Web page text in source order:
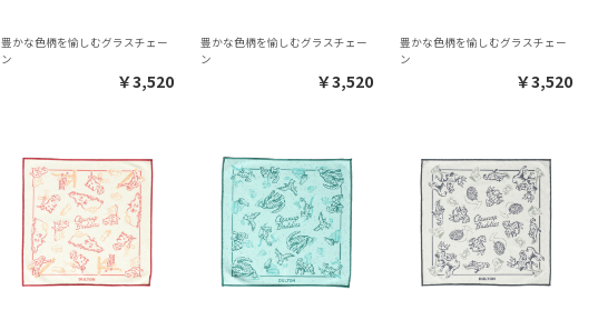
豊かな色柄を愉しむグラスチェー
ン
￥3,520
豊かな色柄を愉しむグラスチェー
ン
￥3,520
豊かな色柄を愉しむグラスチェー
ン
￥3,520